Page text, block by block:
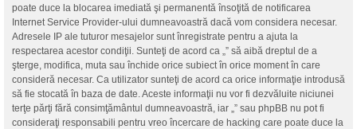
poate duce la blocarea imediată şi permanentă însoţită de notificarea
Internet Service Provider-ului dumneavoastră dacă vom considera necesar.
Adresele IP ale tuturor mesajelor sunt înregistrate pentru a ajuta la
respectarea acestor condiţii. Sunteţi de acord ca „” să aibă dreptul de a
şterge, modifica, muta sau închide orice subiect în orice moment în care
consideră necesar. Ca utilizator sunteţi de acord ca orice informaţie introdusă
să fie stocată în baza de date. Aceste informaţii nu vor fi dezvăluite niciunei
terţe părţi fără consimţământul dumneavoastră, iar „” sau phpBB nu pot fi
consideraţi responsabili pentru vreo încercare de hacking care poate duce la